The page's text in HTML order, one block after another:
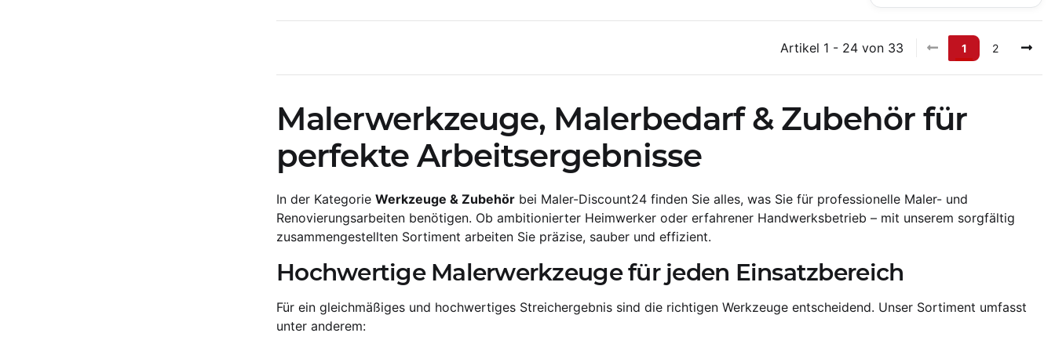
Artikel 1 - 24 von 33 1 2
Malerwerkzeuge, Malerbedarf & Zubehör für
perfekte Arbeitsergebnisse
In der Kategorie Werkzeuge & Zubehör bei Maler-Discount24 finden Sie alles, was Sie für professionelle Maler- und
Renovierungsarbeiten benötigen. Ob ambitionierter Heimwerker oder erfahrener Handwerksbetrieb – mit unserem sorgfältig
zusammengestellten Sortiment arbeiten Sie präzise, sauber und effizient.
Hochwertige Malerwerkzeuge für jeden Einsatzbereich
Für ein gleichmäßiges und hochwertiges Streichergebnis sind die richtigen Werkzeuge entscheidend. Unser Sortiment umfasst
unter anderem: